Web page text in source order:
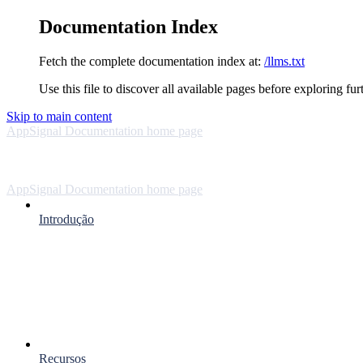
Documentation Index
Fetch the complete documentation index at: /llms.txt
Use this file to discover all available pages before exploring
Skip to main content
AppSignal Documentation home page
AppSignal Documentation home page
Introdução
Recursos